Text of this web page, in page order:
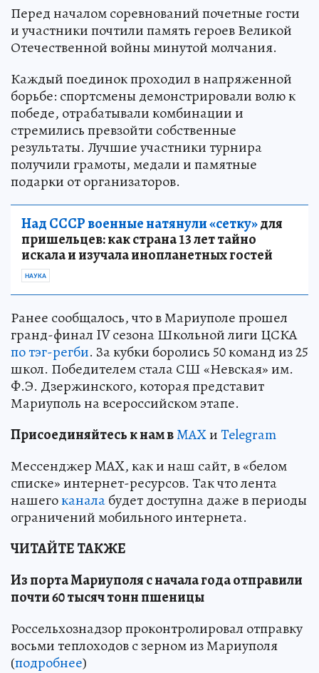
Перед началом соревнований почетные гости
и участники почтили память героев Великой
Отечественной войны минутой молчания.
Каждый поединок проходил в напряженной
борьбе: спортсмены демонстрировали волю к
победе, отрабатывали комбинации и
стремились превзойти собственные
результаты. Лучшие участники турнира
получили грамоты, медали и памятные
подарки от организаторов.
Над СССР военные натянули «сетку»для
пришельцев: как страна 13 лет тайно
искала и изучала инопланетных гостей
НАУКА
Ранее сообщалось, что в Мариуполе прошел
гранд-финал IV сезона Школьной лиги ЦСКА
по тэг-регби. За кубки боролись 50 команд из 25
школ. Победителем стала СШ «Невская» им.
Ф.Э. Дзержинского, которая представит
Мариуполь на всероссийском этапе.
Присоединяйтесь к нам вMAXиTelegram
Мессенджер MAX, как и наш сайт, в «белом
списке» интернет-ресурсов. Так что лента
нашегоканалабудет доступна даже в периоды
ограничений мобильного интернета.
ЧИТАЙТЕ ТАКЖЕ
Из порта Мариуполя с начала года отправили
почти 60 тысяч тонн пшеницы
Россельхознадзор проконтролировал отправку
восьми теплоходов с зерном из Мариуполя
(подробнее)